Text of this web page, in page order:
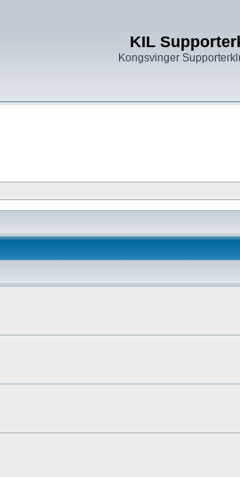
KIL
Kongsvinger